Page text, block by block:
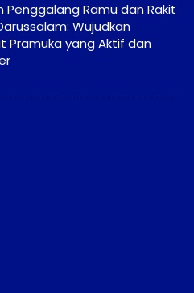
Penggalang Ramu dan Rakit
Wujudkan
Pramuka yang Aktif dan